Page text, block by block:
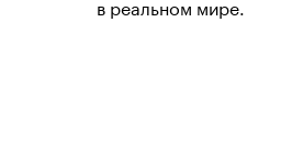
в реальном мире.